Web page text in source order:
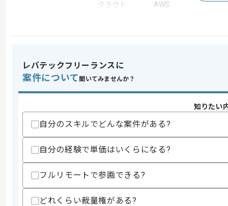
クラウド
AWS
業界
生命保険 , 損害保険
求めるスキル
・AWS環境における監視設計構築の実
・ログ収集、イベント、メトリクス監
歓迎スキル
スキルに不安がある方へ
上記に似た経験やスキルをお持ちであれば申
レバテックフリーランスに
案件について 聞いてみませんか？
知りたい
自分のスキルでどんな案件がある?
自分の経験で単価はいくらになる?
フルリモートで参画できる?
どれくらい裁量権がある?